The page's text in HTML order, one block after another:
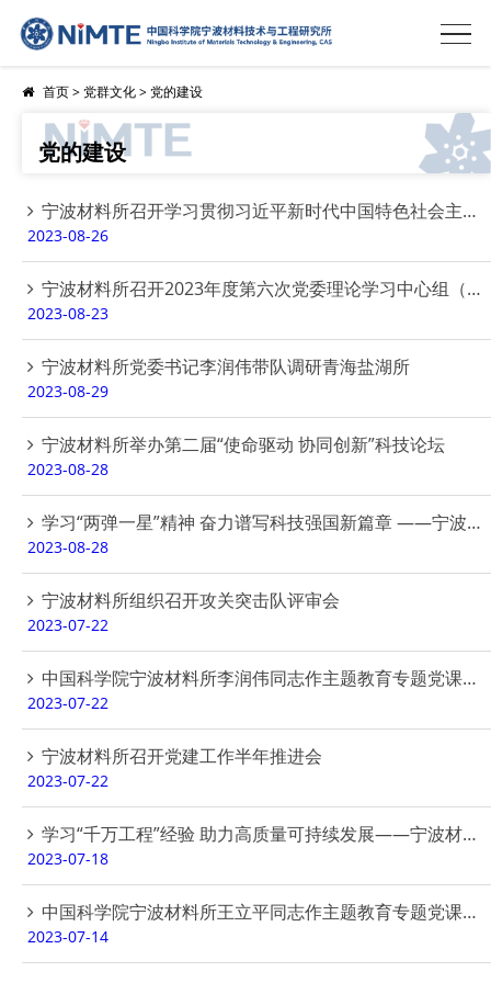
首页>党群文化>党的建设
党的建设
宁波材料所召开学习贯彻习近平新时代中国特色社会主义思想主题教育专题民主生活会
2023-08-26
宁波材料所召开2023年度第六次党委理论学习中心组（扩大）会暨主题教育专题座谈会
2023-08-23
宁波材料所党委书记李润伟带队调研青海盐湖所
2023-08-29
宁波材料所举办第二届“使命驱动 协同创新”科技论坛
2023-08-28
学习“两弹一星”精神 奋力谱写科技强国新篇章 ——宁波材料所举办党支部书记和青年科研骨干国情教育研修班
2023-08-28
宁波材料所组织召开攻关突击队评审会
2023-07-22
中国科学院宁波材料所李润伟同志作主题教育专题党课报告
2023-07-22
宁波材料所召开党建工作半年推进会
2023-07-22
学习“千万工程”经验 助力高质量可持续发展——宁波材料所“菁材”青年理论学习班（第四期）赴宁海县开展主题调研
2023-07-18
中国科学院宁波材料所王立平同志作主题教育专题党课报告
2023-07-14